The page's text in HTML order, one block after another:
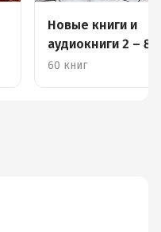
Новые книги и
аудиокниги 2 – 8
60 книг